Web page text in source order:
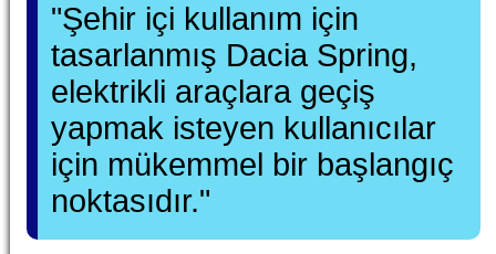
"Şehir içi kullanım için
tasarlanmış Dacia Spring,
elektrikli araçlara geçiş
yapmak isteyen kullanıcılar
için mükemmel bir başlangıç
noktasıdır."